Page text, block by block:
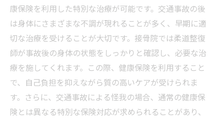
康保険を利用した特別な治療が可能です。交通事故の後
は身体にさまざまな不調が現れることが多く、早期に適
切な治療を受けることが大切です。接骨院では柔道整復
師が事故後の身体の状態をしっかりと確認し、必要な治
療を施してくれます。この際、健康保険を利用すること
で、自己負担を抑えながら質の高いケアが受けられま
す。さらに、交通事故による怪我の場合、通常の健康保
険とは異なる特別な保険対応が求められることがあり、